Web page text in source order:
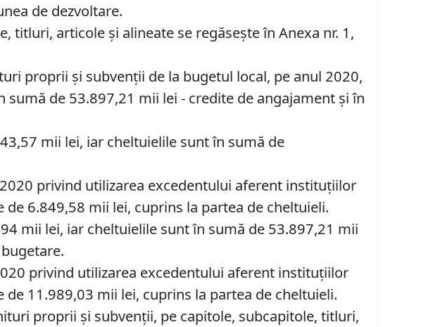
de dezvoltare.
titluri, articole şi alineate se regăsește în Anexa nr. 1,
proprii şi subvenţii de la bugetul local, pe anul 2020,
de 53.897,21 mii lei - credite de angajament și în
mii lei, iar cheltuielile sunt în sumă de
privind utilizarea excedentului aferent instituţiilor
6.849,58 mii lei, cuprins la partea de cheltuieli.
mii lei, iar cheltuielile sunt în sumă de 53.897,21 mii
privind utilizarea excedentului aferent instituţiilor
11.989,03 mii lei, cuprins la partea de cheltuieli.
proprii şi subvenţii, pe capitole, subcapitole, titluri,